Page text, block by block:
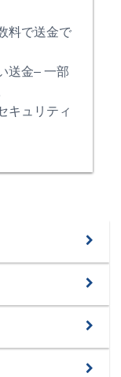
料で送金で
送金– 一部
キュリティ